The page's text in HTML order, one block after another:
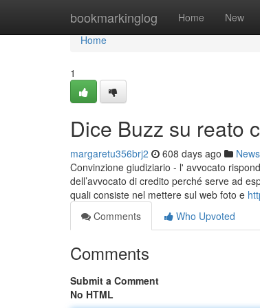
bookmarkinglog Home New
Home
Home
1
Dice Buzz su reato
margaretu356brj2 608 days ago News
Convinzione giudiziario - l' avvocato
dell’avvocato di credito perché serve ad
quali consiste nel mettere sul web foto e
Comments
Who Upvoted
Comments
Submit a Comment
No HTML